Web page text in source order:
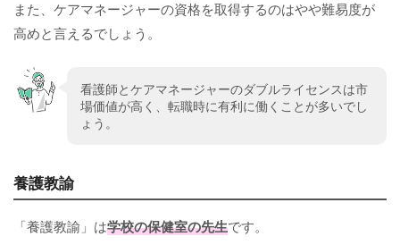
また、ケアマネージャーの資格を取得するのはやや難易度が
高めと言えるでしょう。
看護師とケアマネージャーのダブルライセンスは市
場価値が高く、転職時に有利に働くことが多いでし
ょう。
養護教諭
「養護教諭」は学校の保健室の先生です。